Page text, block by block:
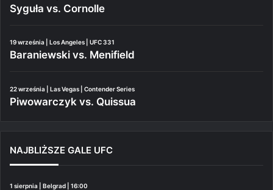
Syguła vs. Cornolle
19 września | Los Angeles | UFC 331
Baraniewski vs. Menifield
22 września | Las Vegas | Contender Series
Piwowarczyk vs. Quissua
NAJBLIŻSZE GALE UFC
1 sierpnia | Belgrad | 16:00